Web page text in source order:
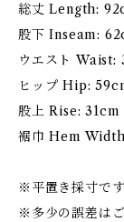
総丈 Length:
股下 Inseam:
ウエスト Waist:
ヒップ Hip:
股上 Rise: 31cm
裾巾 Hem
※平置き採寸です
※多少の誤差はご